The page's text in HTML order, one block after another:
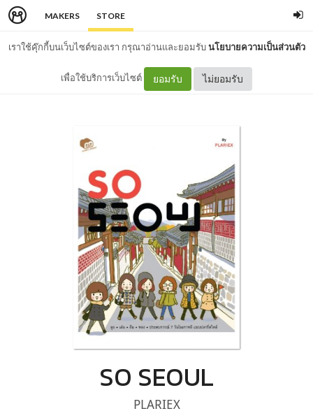
MAKERS STORE
เราใช้คุ๊กกี้บนเว็บไซต์ของเรา กรุณาอ่านและยอมรับนโยบายความเป็นส่วนตัว
เพื่อใช้บริการเว็บไซต์ ยอมรับ ไม่ยอมรับ
SO SEOUL
PLARIEX